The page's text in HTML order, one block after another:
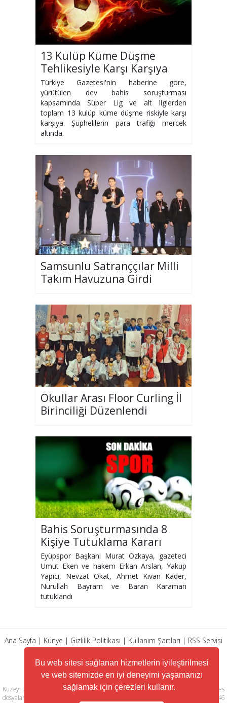
Bu web sitesi sağlanan hizmetlerin iyileştirilmesi
ve web sitemizde en iyi deneyimi yaşamanızı
sağlamak için çerezleri kullanır.
13 Kulüp Küme Düşme
Tehlikesiyle Karşı Karşıya
Türkiye Gazetesi'nin haberine göre,
yürütülen dev bahis soruşturması
kapsamında Süper Lig ve alt liglerden
toplam 13 kulüp küme düşme riskiyle karşı
karşıya. Şüphelilerin para trafiği mercek
altında.
Samsunlu Satranççılar Milli
Takım Havuzuna Girdi
Okullar Arası Floor Curling İl
Birinciliği Düzenlendi
Bahis Soruşturmasında 8
Kişiye Tutuklama Kararı
Çıktı
Eyüpspor Başkanı Murat Özkaya, gazeteci
Umut Eken ve hakem Erkan Arslan, Yakup
Yapıcı, Nevzat Okat, Ahmet Kıvan Kader,
Nurullah Bayram ve Baran Karaman
tutuklandı
Ana Sayfa | Künye | Gizlilik Politikası | Kullanım Şartları | RSS Servisi
KuzeyHaber.com sitesinde yer alan tüm yazılar, materyaller, resimler, ses
dosyaları, animasyonlar, videolar, tasarım ve düzenlemelerin telif hakları 5846